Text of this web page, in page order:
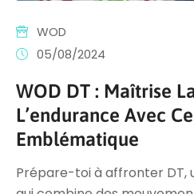
WOD
05/08/2024
WOD DT : Maîtrise
L’endurance Avec
Emblématique
Prépare-toi à affronter DT,